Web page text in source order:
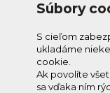
Súbory
S cieľom
ukladáme
cookie.
Ak povolíte
sa vďaka ním